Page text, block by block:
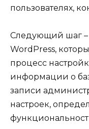
пользователях,
Следующий шаг –
WordPress,
процесс
информации о
записи
настроек,